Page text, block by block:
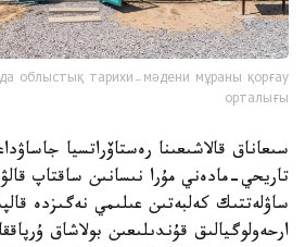
облыстық тарихи-мәдени мұраны қорғау
орталығы
سىعاناق قالاشىعىنا رەستاۆراتسيا
تاريحي-مادەني مۇرا نىسانىن ساقتاپ
ساۋلەتتىك كەلبەتىن عىلىمي نەگىزدە
ارحەولوگيالىق قۇندىلىعىن بولاشاق